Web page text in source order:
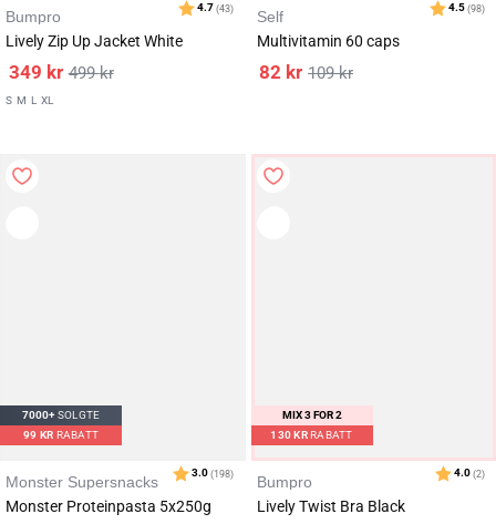
Bumpro
Lively Zip Up Jacket White
499kr
349 kr
S M L XL
Self
Multivitamin 60 caps
109kr
82 kr
7000+SOLGTE
99 KR RABATT
Monster Supersnacks
Monster Proteinpasta 5x250g
MIX 3 FOR 2
130KRRABATT
Bumpro
Lively Twist Bra Black